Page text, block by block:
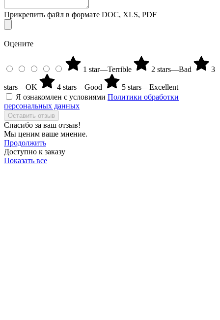
Прикрепить файл в формате DOC, XLS, PDF
Оцените
1 star—Terrible 2 stars—Bad 3
stars—OK 4 stars—Good
5 stars—Excellent
Я ознакомлен с условиями Политики обработки
персональных данных
Оставить отзыв
Спасибо за ваш отзыв!
Мы ценим ваше мнение.
Продолжить
Доступно к заказу
Показать все